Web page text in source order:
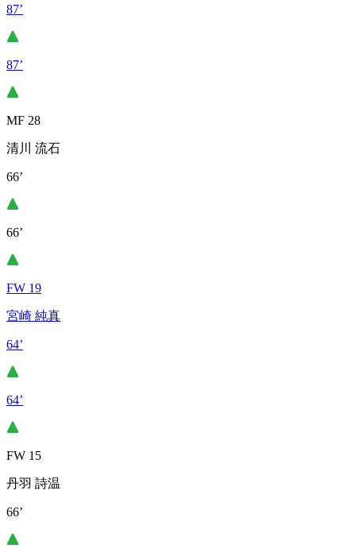
87’
87’
MF 28
清川 流石
66’
66’
FW 19
宮崎 純真
64’
64’
FW 15
丹羽 詩温
66’